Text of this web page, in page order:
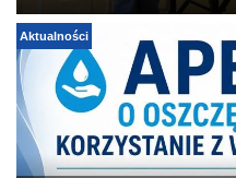
Aktualności